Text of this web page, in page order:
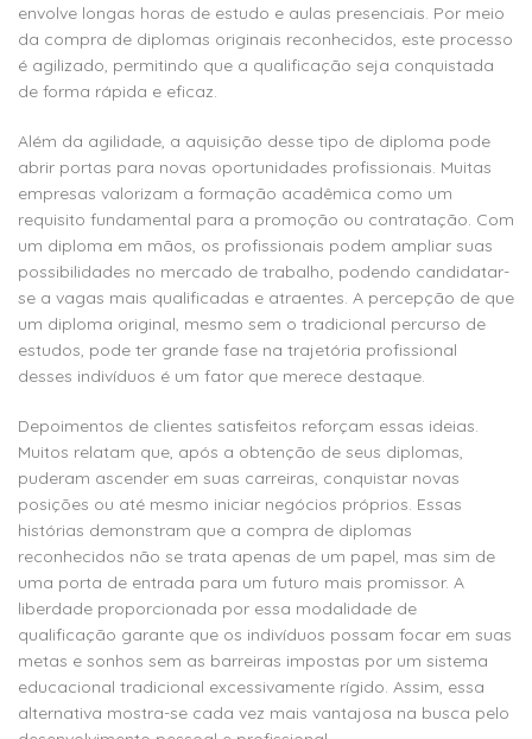
envolve longas horas de estudo e aulas presenciais. Por meio
da compra de diplomas originais reconhecidos, este processo
é agilizado, permitindo que a qualificação seja conquistada
de forma rápida e eficaz.
Além da agilidade, a aquisição desse tipo de diploma pode
abrir portas para novas oportunidades profissionais. Muitas
empresas valorizam a formação acadêmica como um
requisito fundamental para a promoção ou contratação. Com
um diploma em mãos, os profissionais podem ampliar suas
possibilidades no mercado de trabalho, podendo candidatar-
se a vagas mais qualificadas e atraentes. A percepção de que
um diploma original, mesmo sem o tradicional percurso de
estudos, pode ter grande fase na trajetória profissional
desses indivíduos é um fator que merece destaque.
Depoimentos de clientes satisfeitos reforçam essas ideias.
Muitos relatam que, após a obtenção de seus diplomas,
puderam ascender em suas carreiras, conquistar novas
posições ou até mesmo iniciar negócios próprios. Essas
histórias demonstram que a compra de diplomas
reconhecidos não se trata apenas de um papel, mas sim de
uma porta de entrada para um futuro mais promissor. A
liberdade proporcionada por essa modalidade de
qualificação garante que os indivíduos possam focar em suas
metas e sonhos sem as barreiras impostas por um sistema
educacional tradicional excessivamente rígido. Assim, essa
alternativa mostra-se cada vez mais vantajosa na busca pelo